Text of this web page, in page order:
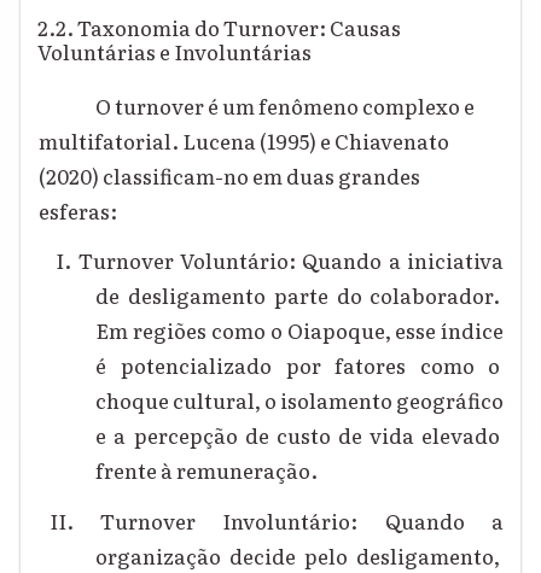
2.2. Taxonomia do Turnover: Causas
Voluntárias e Involuntárias
O turnover é um fenômeno complexo e
multifatorial. Lucena (1995) e Chiavenato
(2020) classificam-no em duas grandes
esferas:
I. Turnover Voluntário: Quando a iniciativa
de desligamento parte do colaborador.
Em regiões como o Oiapoque, esse índice
é potencializado por fatores como o
choque cultural, o isolamento geográfico
e a percepção de custo de vida elevado
frente à remuneração.
II. Turnover Involuntário: Quando a
organização decide pelo desligamento,